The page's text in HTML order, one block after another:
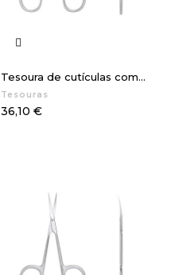
Tesoura de cutículas com...
Tesouras
Preço
36,10 €